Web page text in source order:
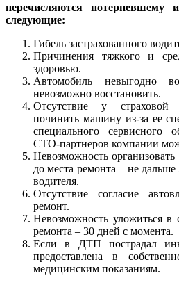
перечисляются потерпевшему
следующие:
Гибель застрахованного
Причинения тяжкого и
здоровью.
Автомобиль невыгодно
невозможно восстановить.
Отсутствие у страховой
починить машину из-за ее
специального сервисного
СТО-партнеров компании
Невозможность
до места ремонта – не
водителя.
Отсутствие согласие
ремонт.
Невозможность уложиться в
ремонта – 30 дней с момента.
Если в ДТП пострадал
предоставлена в
медицинским показаниям.